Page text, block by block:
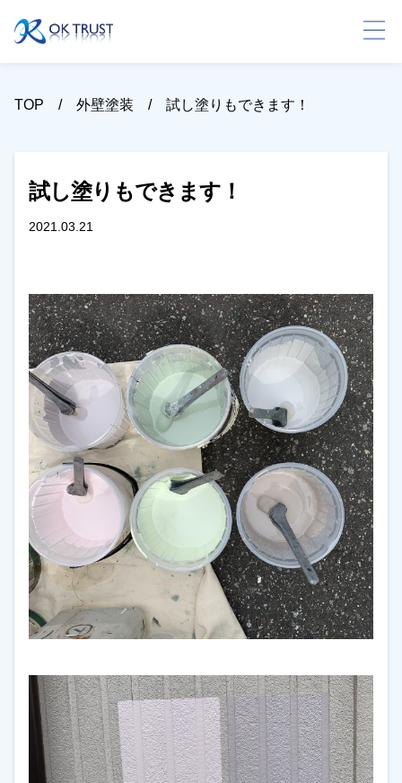
TOP 外壁塗装 試し塗りもできます！
試し塗りもできます！
2021.03.21